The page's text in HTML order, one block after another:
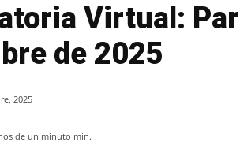
Virtual:
de 2025
2025
de un minuto min.